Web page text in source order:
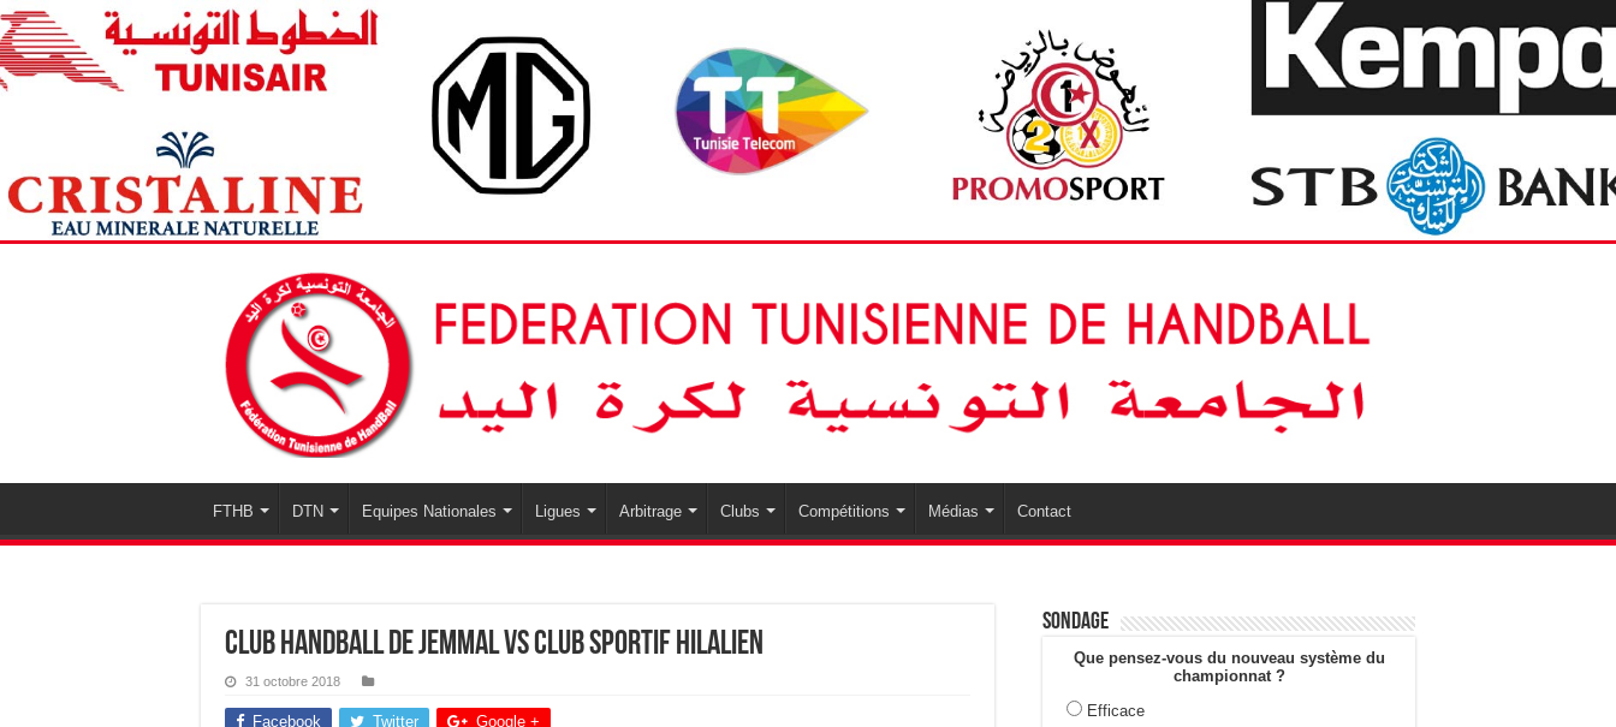
FTHB DTN Equipes Nationales Ligues Arbitrage Clubs Compétitions Médias Contact
Club Handball de Jemmal vs Club Sportif Hilalien
31 octobre 2018
Facebook Twitter Google +
Sondage
Que pensez-vous du nouveau système du
championnat ?
Efficace